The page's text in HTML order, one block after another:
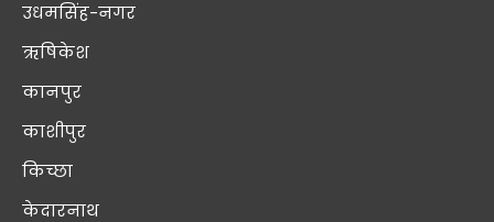
उधमसिंह-नगर
ऋषिकेश
कानपुर
काशीपुर
किच्छा
केदारनाथ